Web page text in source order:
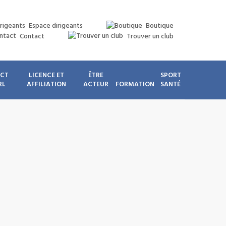
Espace dirigeants
Boutique
Contact
Trouver un club
LICENCE ET
AFFILIATION
ÊTRE
ACTEUR
FORMATION
SPORT
SANTÉ